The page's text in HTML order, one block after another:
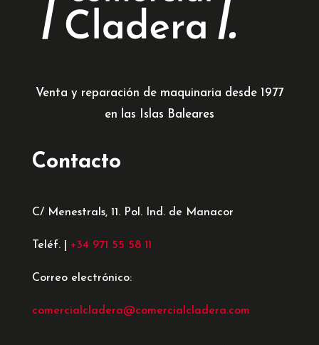
Venta y reparación de maquinaria desde 1977
en las Islas Baleares
Contacto
C/ Menestrals, 11. Pol. Ind. de Manacor
Teléf. | +34 971 55 58 11
Correo electrónico:
comercialcladera@comercialcladera.com